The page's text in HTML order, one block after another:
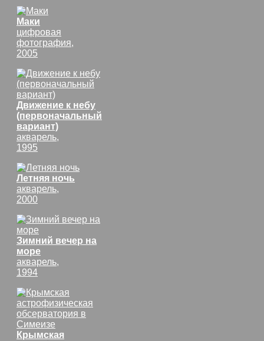
Маки
цифровая
фотография,
2005
Движение к небу
(первоначальный
вариант)
акварель,
1995
Летняя ночь
акварель,
2000
Зимний вечер на
море
акварель,
1994
Крымская